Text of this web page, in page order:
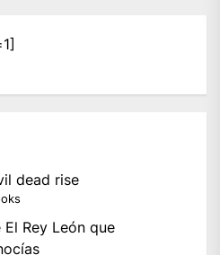
dead rise
Rey León que